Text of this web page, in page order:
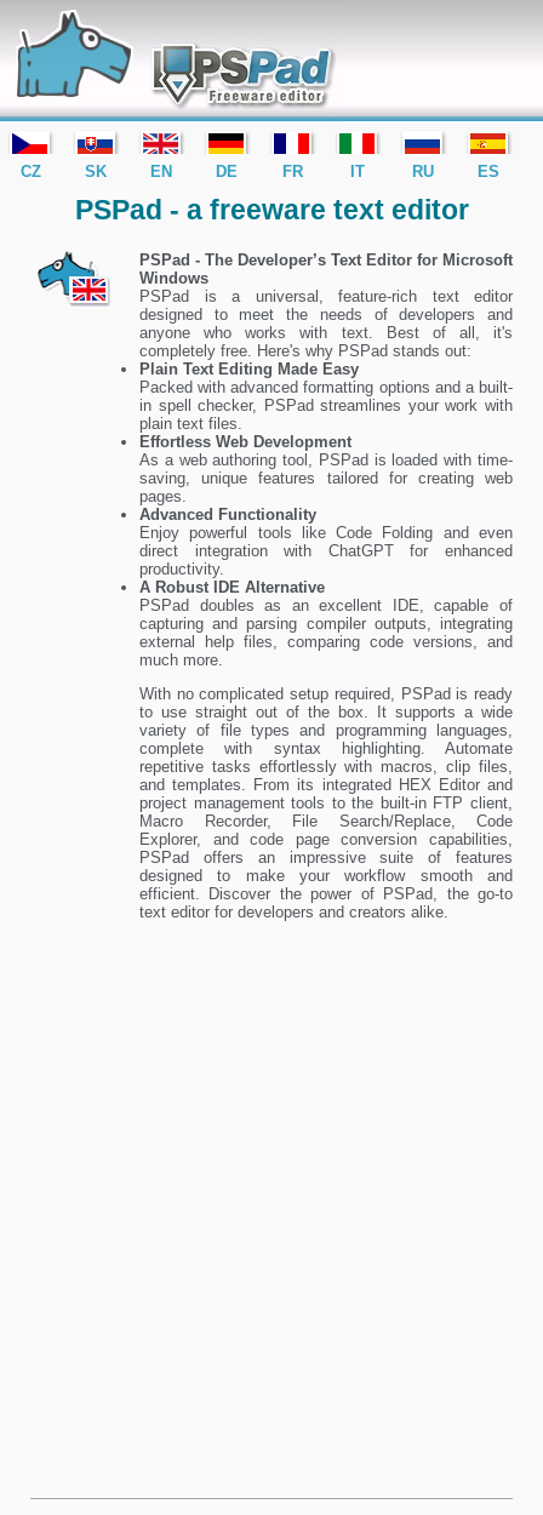
editor PSPad - freeware editor
PSPad - a freeware text editor
PSPad - The Developer’s Text Editor for Microsoft
Windows
PSPad is a universal, feature-rich text editor
designed to meet the needs of developers and
anyone who works with text. Best of all, it's
completely free. Here's why PSPad stands out:
Plain Text Editing Made Easy
Packed with advanced formatting options and a built-
in spell checker, PSPad streamlines your work with
plain text files.
Effortless Web Development
As a web authoring tool, PSPad is loaded with time-
saving, unique features tailored for creating web
pages.
Advanced Functionality
Enjoy powerful tools like Code Folding and even
direct integration with ChatGPT for enhanced
productivity.
A Robust IDE Alternative
PSPad doubles as an excellent IDE, capable of
capturing and parsing compiler outputs, integrating
external help files, comparing code versions, and
much more.
With no complicated setup required, PSPad is ready
to use straight out of the box. It supports a wide
variety of file types and programming languages,
complete with syntax highlighting. Automate
repetitive tasks effortlessly with macros, clip files,
and templates. From its integrated HEX Editor and
project management tools to the built-in FTP client,
Macro Recorder, File Search/Replace, Code
Explorer, and code page conversion capabilities,
PSPad offers an impressive suite of features
designed to make your workflow smooth and
efficient. Discover the power of PSPad, the go-to
text editor for developers and creators alike.
CZ SK EN DE FR IT RU ES